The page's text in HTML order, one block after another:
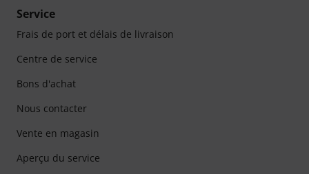
Service
Frais de port et délais de livraison
Centre de service
Bons d'achat
Nous contacter
Vente en magasin
Aperçu du service